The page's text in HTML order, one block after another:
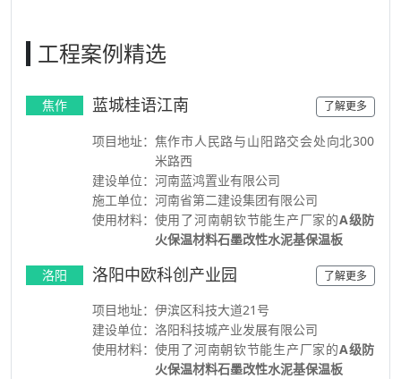
工程案例精选
焦作 蓝城桂语江南 了解更多
项目地址： 焦作市人民路与山阳路交会处向北300
米路西
建设单位： 河南蓝鸿置业有限公司
施工单位： 河南省第二建设集团有限公司
使用材料： 使用了河南朝钦节能生产厂家的A级防
火保温材料石墨改性水泥基保温板
洛阳 洛阳中欧科创产业园 了解更多
项目地址： 伊滨区科技大道21号
建设单位： 洛阳科技城产业发展有限公司
使用材料： 使用了河南朝钦节能生产厂家的A级防
火保温材料石墨改性水泥基保温板